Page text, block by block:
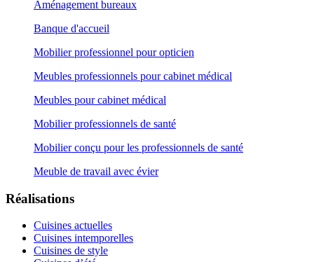
Aménagement bureaux
Banque d'accueil
Mobilier professionnel pour opticien
Meubles professionnels pour cabinet médical
Meubles pour cabinet médical
Mobilier professionnels de santé
Mobilier conçu pour les professionnels de santé
Meuble de travail avec évier
Réalisations
Cuisines actuelles
Cuisines intemporelles
Cuisines de style